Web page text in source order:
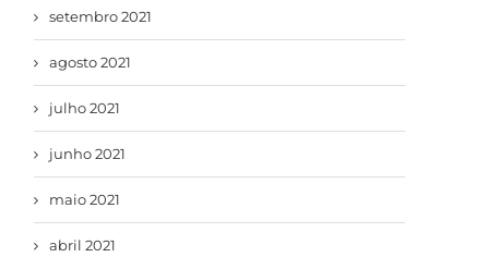
setembro 2021
agosto 2021
julho 2021
junho 2021
maio 2021
abril 2021